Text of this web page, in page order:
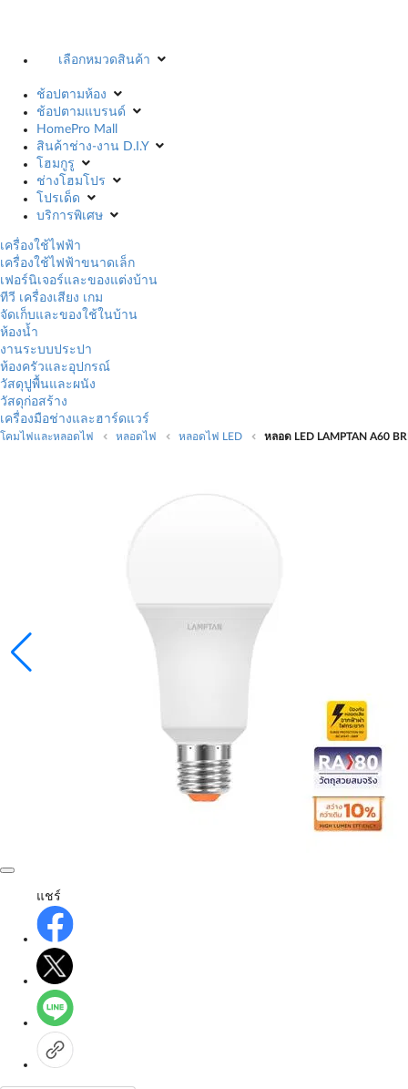
เลือกหมวดสินค้า
ช้อปตามห้อง
ช้อปตามแบรนด์
HomePro Mall
สินค้าช่าง-งาน D.I.Y
โฮมกูรู
ช่างโฮมโปร
โปรเด็ด
บริการพิเศษ
เครื่องใช้ไฟฟ้า
เครื่องใช้ไฟฟ้าขนาดเล็ก
เฟอร์นิเจอร์และของแต่งบ้าน
ทีวี เครื่องเสียง เกม
จัดเก็บและของใช้ในบ้าน
ห้องน้ำ
งานระบบประปา
ห้องครัวและอุปกรณ์
วัสดุปูพื้นและผนัง
วัสดุก่อสร้าง
เครื่องมือช่างและฮาร์ดแวร์
โคมไฟและหลอดไฟ หลอดไฟ หลอดไฟ LED หลอด LED LAMPTAN A60
แชร์